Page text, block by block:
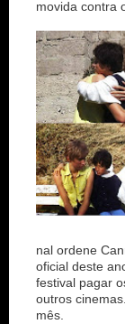
movida contra
nal ordene
oficial deste
festival pagar
outros
mês.